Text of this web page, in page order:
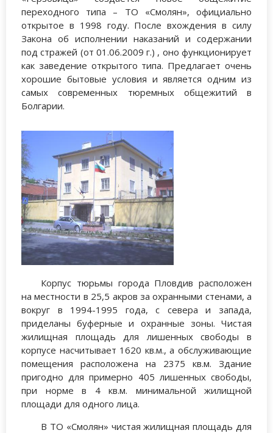
переходного типа – ТО «Смолян», официально
открытое в 1998 году. После вхождения в силу
Закона об исполнении наказаний и содержании
под стражей (от 01.06.2009 г.) , оно функционирует
как заведение открытого типа. Предлагает очень
хорошие бытовые условия и является одним из
самых современных тюремных общежитий в
Болгарии.
Корпус тюрьмы города Пловдив расположен
на местности в 25,5 акров за охранными стенами, а
вокруг в 1994-1995 года, с севера и запада,
приделаны буферные и охранные зоны. Чистая
жилищная площадь для лишенных свободы в
корпусе насчитывает 1620 кв.м., а обслуживающие
помещения расположена на 2375 кв.м. Здание
пригодно для примерно 405 лишенных свободы,
при норме в 4 кв.м. минимальной жилищной
площади для одного лица.
В ТО «Смолян» чистая жилищная площадь для